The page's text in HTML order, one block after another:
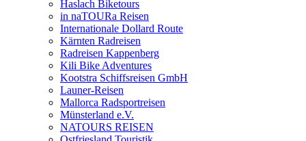
Haslach Biketours
in naTOURa Reisen
Internationale Dollard Route
Kärnten Radreisen
Radreisen Kappenberg
Kili Bike Adventures
Kootstra Schiffsreisen GmbH
Launer-Reisen
Mallorca Radsportreisen
Münsterland e.V.
NATOURS REISEN